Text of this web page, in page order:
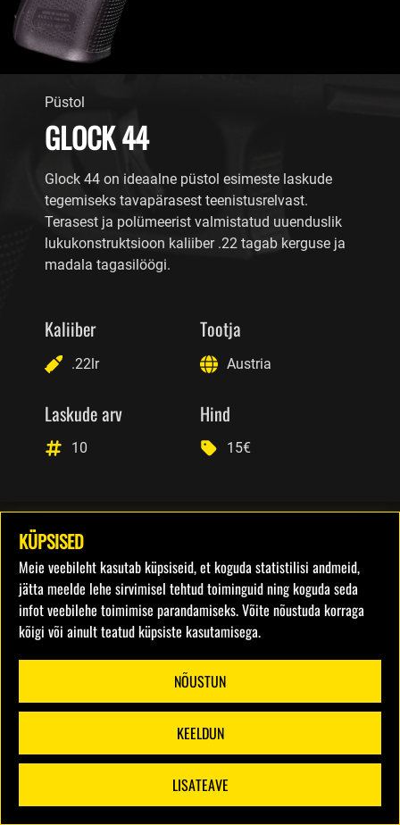
Püstol
GLOCK 44
Glock 44 on ideaalne püstol esimeste laskude
tegemiseks tavapärasest teenistusrelvast.
Terasest ja polümeerist valmistatud uuenduslik
lukukonstruktsioon kaliiber .22 tagab kerguse ja
madala tagasilöögi.
Kaliiber
.22lr
Tootja
Austria
Laskude arv
10
Hind
15€
KÜPSISED
Meie veebileht kasutab küpsiseid, et koguda statistilisi andmeid,
jätta meelde lehe sirvimisel tehtud toiminguid ning koguda seda
infot veebilehe toimimise parandamiseks. Võite nõustuda korraga
kõigi või ainult teatud küpsiste kasutamisega.
NÕUSTUN
KEELDUN
LISATEAVE